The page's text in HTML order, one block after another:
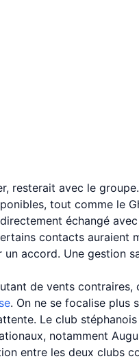
resterait avec le
tout comme le
échangé
contacts auraient
accord. Une gestion
de vents contraires,
. On ne se focalise plus
Le club
notamment
entre les deux clubs